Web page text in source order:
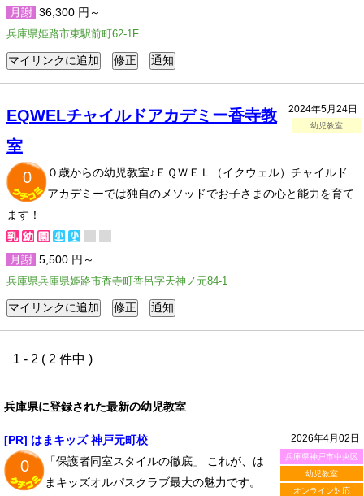
月謝 36,300 円～
兵庫県姫路市東駅前町62-1F
2024年5月24日
幼児教室
EQWELチャイルドアカデミー香寺教
室
0
０歳からの幼児教室♪ＥＱＷＥＬ（イクウェル）チャイルド
アカデミーでは独自のメソッドでお子さまの心と能力を育て
ます！
月謝 5,500 円～
兵庫県兵庫県姫路市香寺町香呂字天神ノ元84-1
1 - 2 ( 2 件中 )
兵庫県に登録された最新の幼児教室
2026年4月02日
兵庫県神戸市中央区
幼児教室
オンライン対応
[PR] はまキッズ 神戸元町校
0
「保護者同室スタイルの徹底」 これが、は
まキッズオルパスクラブ最大の魅力です。